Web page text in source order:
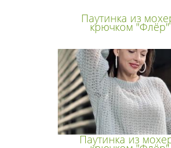
Паутинка из
крючком "Флёр"
Паутинка из